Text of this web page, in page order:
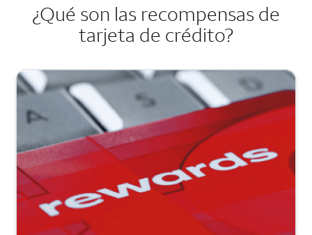
¿Qué son las recompensas de
tarjeta de crédito?